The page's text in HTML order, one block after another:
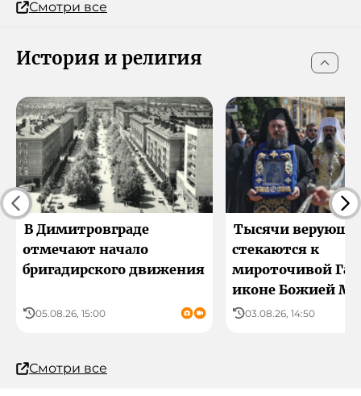
Смотри все
История и религия
В Димитровграде
отмечают начало
бригадирского движения
05.08.26, 15:00
Тысячи
стекаются к
мироточивой
иконе Божией
03.08.26, 14:50
Смотри все